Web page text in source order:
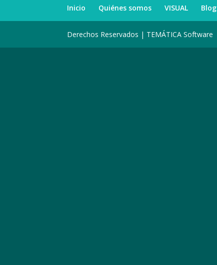
Inicio Quiénes somos VISUAL Blog
Derechos Reservados | TEMÁTICA Software